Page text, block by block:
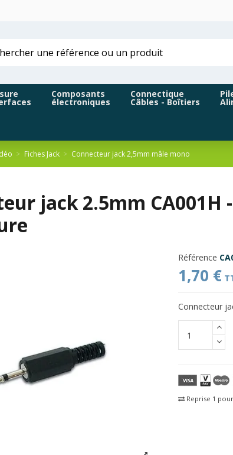
Composants
électroniques
Connectique
Câbles - Boîtiers
Fiches Jack Connecteur jack 2,5mm mâle mono
jack 2.5mm
Référence
1,70 €
Connecteur
Reprise 1